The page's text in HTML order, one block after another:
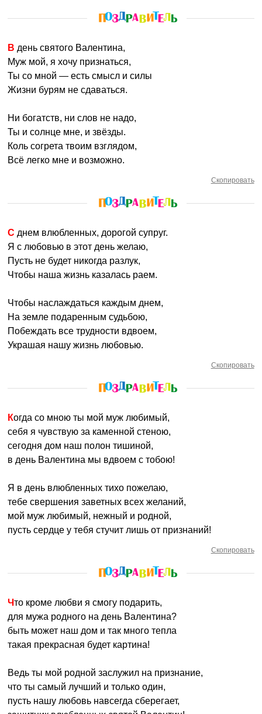
В день святого Валентина,
Муж мой, я хочу признаться,
Ты со мной — есть смысл и силы
Жизни бурям не сдаваться.
Ни богатств, ни слов не надо,
Ты и солнце мне, и звёзды.
Коль согрета твоим взглядом,
Всё легко мне и возможно.
Скопировать
С днем влюбленных, дорогой супруг.
Я с любовью в этот день желаю,
Пусть не будет никогда разлук,
Чтобы наша жизнь казалась раем.
Чтобы наслаждаться каждым днем,
На земле подаренным судьбою,
Побеждать все трудности вдвоем,
Украшая нашу жизнь любовью.
Скопировать
Когда со мною ты мой муж любимый,
себя я чувствую за каменной стеною,
сегодня дом наш полон тишиной,
в день Валентина мы вдвоем с тобою!
Я в день влюбленных тихо пожелаю,
тебе свершения заветных всех желаний,
мой муж любимый, нежный и родной,
пусть сердце у тебя стучит лишь от признаний!
Скопировать
Что кроме любви я смогу подарить,
для мужа родного на день Валентина?
быть может наш дом и так много тепла
такая прекрасная будет картина!
Ведь ты мой родной заслужил на признание,
что ты самый лучший и только один,
пусть нашу любовь навсегда сберегает,